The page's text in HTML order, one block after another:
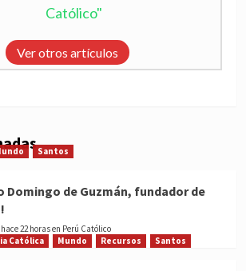
Católico"
Ver otros artículos
Santos
Domingo de Guzmán, fundador de
hace 22 horas en Perú Católico
Católica Mundo Recursos Santos